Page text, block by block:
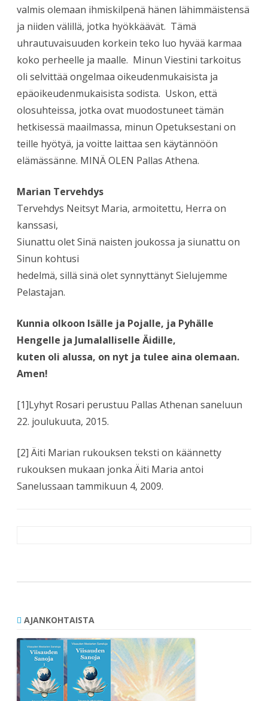
valmis olemaan ihmiskilpenä hänen lähimmäistensä
ja niiden välillä, jotka hyökkäävät. Tämä
uhrautuvaisuuden korkein teko luo hyvää karmaa
koko perheelle ja maalle. Minun Viestini tarkoitus
oli selvittää ongelmaa oikeudenmukaisista ja
epäoikeudenmukaisista sodista. Uskon, että
olosuhteissa, jotka ovat muodostuneet tämän
hetkisessä maailmassa, minun Opetuksestani on
teille hyötyä, ja voitte laittaa sen käytännöön
elämässänne. MINÄ OLEN Pallas Athena.
Marian Tervehdys
Tervehdys Neitsyt Maria, armoitettu, Herra on
kanssasi,
Siunattu olet Sinä naisten joukossa ja siunattu on
Sinun kohtusi
hedelmä, sillä sinä olet synnyttänyt Sielujemme
Pelastajan.
Kunnia olkoon Isälle ja Pojalle, ja Pyhälle
Hengelle ja Jumalalliselle Äidille,
kuten oli alussa, on nyt ja tulee aina olemaan.
Amen!
[1]Lyhyt Rosari perustuu Pallas Athenan saneluun
22. joulukuuta, 2015.
[2] Äiti Marian rukouksen teksti on käännetty
rukouksen mukaan jonka Äiti Maria antoi
Sanelussaan tammikuun 4, 2009.
AJANKOHTAISTA